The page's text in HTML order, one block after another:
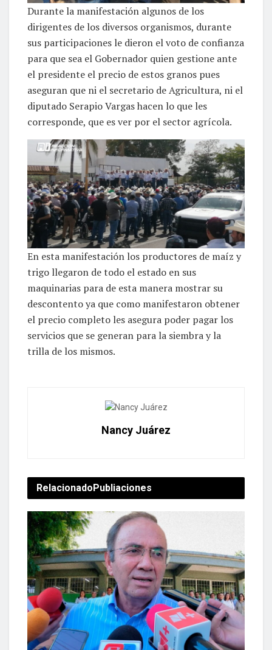
Durante la manifestación algunos de los
dirigentes de los diversos organismos, durante
sus participaciones le dieron el voto de confianza
para que sea el Gobernador quien gestione ante
el presidente el precio de estos granos pues
aseguran que ni el secretario de Agricultura, ni el
diputado Serapio Vargas hacen lo que les
corresponde, que es ver por el sector agrícola.
En esta manifestación los productores de maíz y
trigo llegaron de todo el estado en sus
maquinarias para de esta manera mostrar su
descontento ya que como manifestaron obtener
el precio completo les asegura poder pagar los
servicios que se generan para la siembra y la
trilla de los mismos.
Nancy Juárez
Relacionado Publiaciones